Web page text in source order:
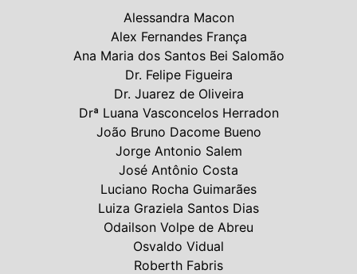
Alessandra Macon
Alex Fernandes França
Ana Maria dos Santos Bei Salomão
Dr. Felipe Figueira
Dr. Juarez de Oliveira
Drª Luana Vasconcelos Herradon
João Bruno Dacome Bueno
Jorge Antonio Salem
José Antônio Costa
Luciano Rocha Guimarães
Luiza Graziela Santos Dias
Odailson Volpe de Abreu
Osvaldo Vidual
Roberth Fabris